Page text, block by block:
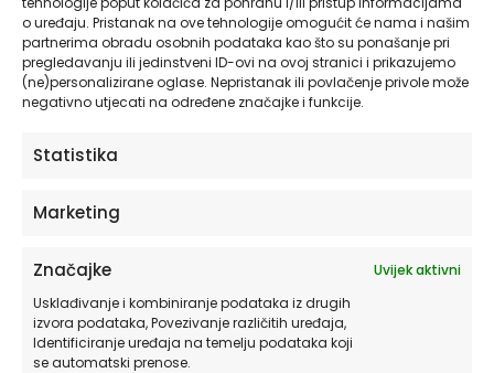
o uređaju. Pristanak na ove tehnologije omogućit će nama i našim
partnerima obradu osobnih podataka kao što su ponašanje pri
pregledavanju ili jedinstveni ID-ovi na ovoj stranici i prikazujemo
(ne)personalizirane oglase. Nepristanak ili povlačenje privole može
negativno utjecati na određene značajke i funkcije.
Statistika
Marketing
Značajke
Uvijek aktivni
Usklađivanje i kombiniranje podataka iz drugih
izvora podataka, Povezivanje različitih uređaja,
Identificiranje uređaja na temelju podataka koji
se automatski prenose.
Originalne HIA Workshop® ilustracije
od27,90€